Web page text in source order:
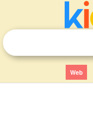
Web